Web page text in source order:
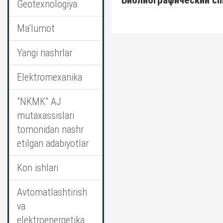
Geotexnologiya
Ma’lumot
Yangi nashrlar
Elektromexanika
"NKMK" AJ
mutaxassislari
tomonidan nashr
etilgan adabiyotlar
Kon ishlari
Avtomatlashtirish
va
elektroenergetika